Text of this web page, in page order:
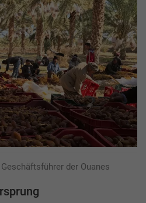
der Ouanes